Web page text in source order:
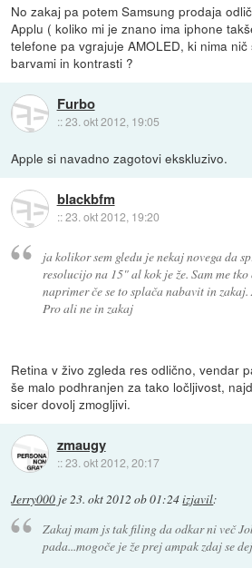
No zakaj pa potem Samsung prodaja
Applu ( koliko mi je znano ima iphone
telefone pa vgrajuje AMOLED, ki nima
barvami in kontrasti ?
Furbo
::23. okt 2012, 19:05
Apple si navadno zagotovi ekskluzivo.
blackbfm
::23. okt 2012, 19:20
ja kolikor sem gledu je nekaj novega da
resolucijo na 15" al kok je že. Sam me
naprimer če se to splača nabavit in
Pro ali ne in zakaj
Retina v živo zgleda res odlično, vendar
še malo podhranjen za tako ločljivost,
sicer dovolj zmogljivi.
zmaugy
::23. okt 2012, 20:17
Jerry000 je23. okt 2012 ob 01:24izjavil:
Zakaj mam js tak filing da odkar ni več
pada...mogoče je že prej ampak zdaj se